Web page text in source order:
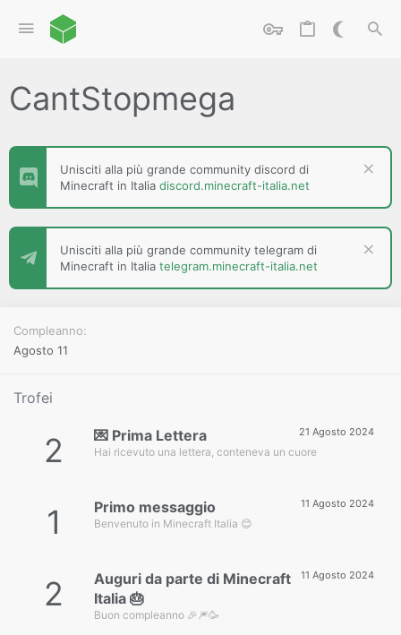
CantStopmega
Unisciti alla più grande community discord di
Minecraft in Italia discord.minecraft-italia.net
Unisciti alla più grande community telegram di
Minecraft in Italia telegram.minecraft-italia.net
Compleanno
Agosto 11
Trofei
2 21 Agosto 2024
💌 Prima Lettera
Hai ricevuto una lettera, conteneva un cuore
1 11 Agosto 2024
Primo messaggio
Benvenuto in Minecraft Italia 😊
2 11 Agosto 2024
Auguri da parte di Minecraft
Italia 🎂
Buon compleanno 🎉🎆🥳